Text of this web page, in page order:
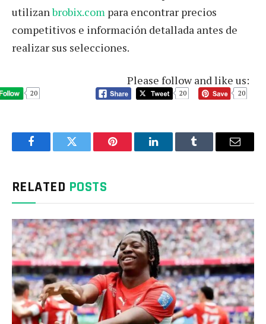
utilizanbrobix.com para encontrar precios
competitivos e información detallada antes de
realizar sus selecciones.
Please follow and like us:
20 20 20
FacebookTwitter Pinterest LinkedInTumblr Email
RELATED POSTS